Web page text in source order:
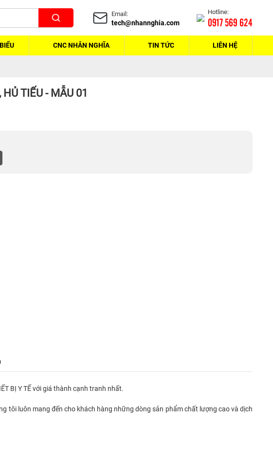
Email:
tech@nhannghia.com
Hotline:
0917 569 624
CNC NHÂN NGHĨA TIN TỨC LIÊN HỆ
TIẾU - MẪU 01
BỊ Y TẾ với giá thành cạnh tranh nhất.
tôi luôn mang đến cho khách hàng những dòng sản phẩm chất lượng cao và dịch